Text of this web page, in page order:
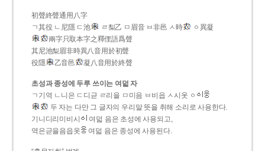
初聲終聲通用八字
ㄱ其役 ㄴ尼隱 ㄷ池
ㄹ梨乙 ㅁ眉音 ㅂ非邑 ㅅ時
ㆁ異凝
兩字只取本字之釋俚語爲聲
其尼池梨眉非時異八音用於初聲
役隱
乙音邑 凝八音用於終聲
초성과 종성에 두루 쓰이는 여덟 자
ㄱ기역 ㄴ니은 ㄷ디귿 ㄹ리을 ㅁ미음 ㅂ비읍 ㅅ시옷 ㆁ
두 자는 다만 그 글자의 우리말 뜻을 취해 소리로 사용한다.
기니디리미비시
여덟 음은 초성에 사용되고,
역은귿을음읍옷
여덟 음은 종성에 사용된다.